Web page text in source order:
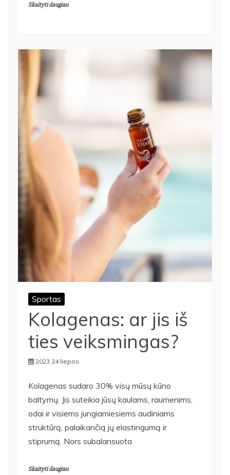
Skaityti daugiau
Sportas
Kolagenas: ar jis iš
ties veiksmingas?
2023 24 liepos
Kolagenas sudaro 30% visų mūsų kūno
baltymų. Jis suteikia jūsų kaulams, raumenims,
odai ir visiems jungiamiesiems audiniams
struktūrą, palaikančią jų elastingumą ir
stiprumą. Nors subalansuota
Skaityti daugiau